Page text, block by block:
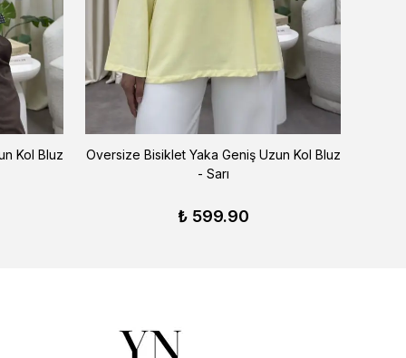
Kol Bluz
Oversize Bisiklet Yaka Geniş Uzun Kol Bluz
- Sarı
₺ 599.90